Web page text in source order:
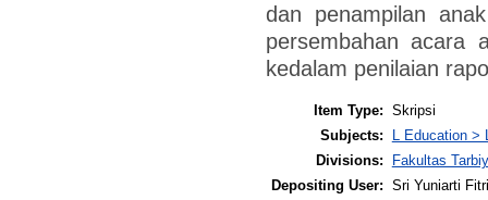
dan penampilan
persembahan acara
kedalam penilaian
Item Type: Skripsi
Subjects:
L Education >
Divisions:
Fakultas
Depositing User: Sri Yuniarti